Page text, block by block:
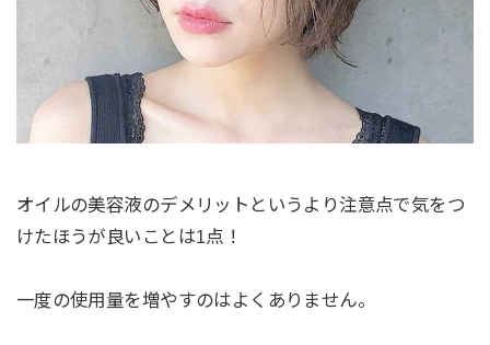
オイルの美容液のデメリットというより注意点で気をつ
けたほうが良いことは1点！
一度の使用量を増やすのはよくありません。